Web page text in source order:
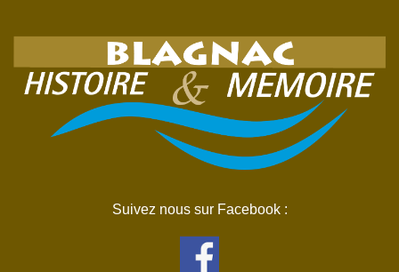
Suivez nous sur Facebook :